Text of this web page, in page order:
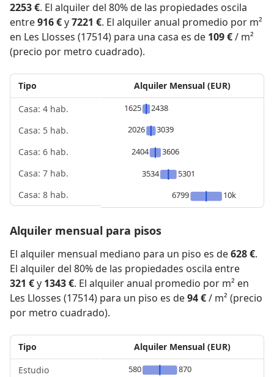
2253 €. El alquiler del 80% de las propiedades oscila
entre916 €y7221 €. El alquiler anual promedio por m²
en Les Llosses (17514) para una casa es de 109 €/ m²
(precio por metro cuadrado).
Tipo
Casa: 4 hab.
Casa: 5 hab.
Casa: 6 hab.
Casa: 7 hab.
Casa: 8 hab.
Alquiler Mensual (EUR)
1625
2438
2026
3039
2404
3606
3534
5301
6799
10k
Alquiler mensual para pisos
El alquiler mensual mediano para un piso es de628 €.
El alquiler del 80% de las propiedades oscila entre
321 €y 1343 €. El alquiler anual promedio por m² en
Les Llosses (17514) para un piso es de94 €/ m² (precio
por metro cuadrado).
Tipo
Estudio
Alquiler Mensual (EUR)
580
870